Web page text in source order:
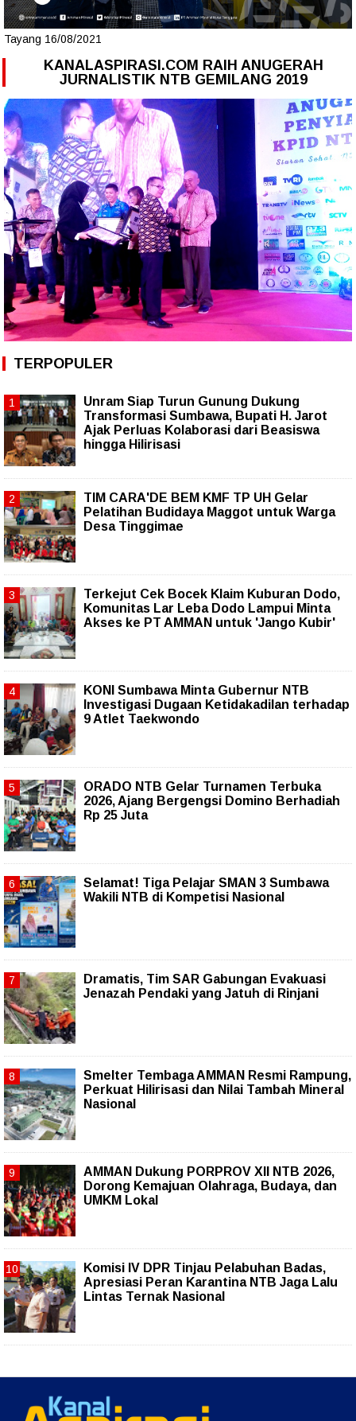
Tayang 16/08/2021
KANALASPIRASI.COM RAIH ANUGERAH
JURNALISTIK NTB GEMILANG 2019
TERPOPULER
Unram Siap Turun Gunung Dukung
Transformasi Sumbawa, Bupati H. Jarot
Ajak Perluas Kolaborasi dari Beasiswa
hingga Hilirisasi
TIM CARA'DE BEM KMF TP UH Gelar
Pelatihan Budidaya Maggot untuk Warga
Desa Tinggimae
Terkejut Cek Bocek Klaim Kuburan Dodo,
Komunitas Lar Leba Dodo Lampui Minta
Akses ke PT AMMAN untuk 'Jango Kubir'
KONI Sumbawa Minta Gubernur NTB
Investigasi Dugaan Ketidakadilan terhadap
9 Atlet Taekwondo
ORADO NTB Gelar Turnamen Terbuka
2026, Ajang Bergengsi Domino Berhadiah
Rp 25 Juta
Selamat! Tiga Pelajar SMAN 3 Sumbawa
Wakili NTB di Kompetisi Nasional
Dramatis, Tim SAR Gabungan Evakuasi
Jenazah Pendaki yang Jatuh di Rinjani
Smelter Tembaga AMMAN Resmi Rampung,
Perkuat Hilirisasi dan Nilai Tambah Mineral
Nasional
AMMAN Dukung PORPROV XII NTB 2026,
Dorong Kemajuan Olahraga, Budaya, dan
UMKM Lokal
Komisi IV DPR Tinjau Pelabuhan Badas,
Apresiasi Peran Karantina NTB Jaga Lalu
Lintas Ternak Nasional